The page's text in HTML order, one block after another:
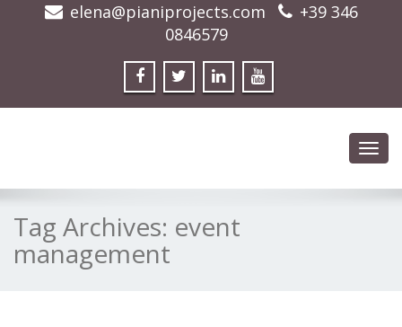
elena@pianiprojects.com
+39 346
0846579
Tag Archives: event
management